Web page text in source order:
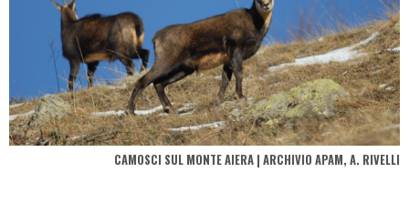
CAMOSCI SUL MONTE AIERA | ARCHIVIO APAM, A. RIVELLI